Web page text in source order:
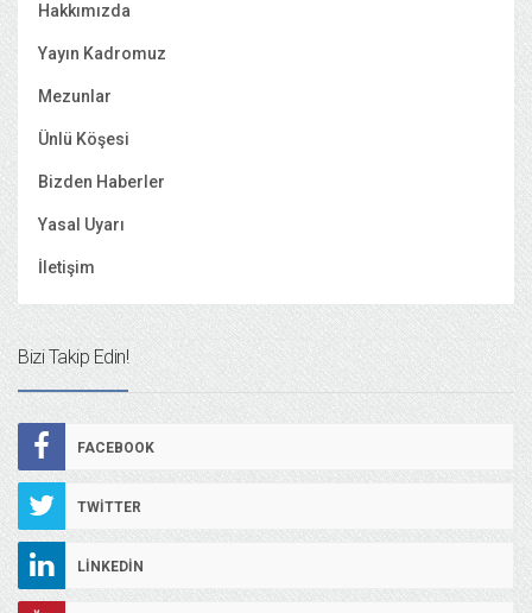
Hakkımızda
Yayın Kadromuz
Mezunlar
Ünlü Köşesi
Bizden Haberler
Yasal Uyarı
İletişim
Bizi Takip Edin!
FACEBOOK
TWITTER
LINKEDIN